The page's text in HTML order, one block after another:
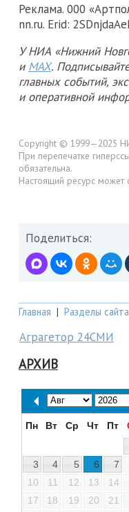
Реклама. 000
nn.ru. Erid:
У НИА «Нижний
и MAX.
главных событий,
и оперативной
Copyright © 1999—2025
При перепечатке
обязательна.
Настоящий ресурс может
Поделиться:
Главная | Разделы сайта
Аграгетор 24СМИ
АРХИВ
Пн Вт Ср Чт Пт
3
4 5 6 7
10
11 12 13 14
17
18 19 20 21